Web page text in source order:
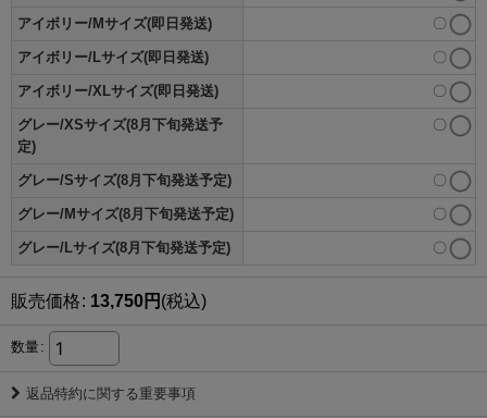
アイボリー/Mサイズ(即日発送) 〇
アイボリー/Lサイズ(即日発送) 〇
アイボリー/XLサイズ(即日発送) 〇
グレー/XSサイズ(8月下旬発送予
定)
〇
グレー/Sサイズ(8月下旬発送予定) 〇
グレー/Mサイズ(8月下旬発送予定) 〇
グレー/Lサイズ(8月下旬発送予定) 〇
販売価格: 13,750円 (税込)
数量:
返品特約に関する重要事項